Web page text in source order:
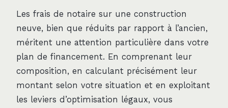
Les frais de notaire sur une construction
neuve, bien que réduits par rapport à l’ancien,
méritent une attention particulière dans votre
plan de financement. En comprenant leur
composition, en calculant précisément leur
montant selon votre situation et en exploitant
les leviers d’optimisation légaux, vous